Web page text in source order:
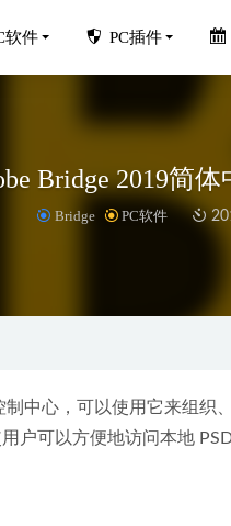
软件 PC插件
Bridge 2019简
Bridge PC软件
中心，可以使用它来组织
户可以方便地访问本地
Adobe产品下载安装
for mac安装教程（通用版）